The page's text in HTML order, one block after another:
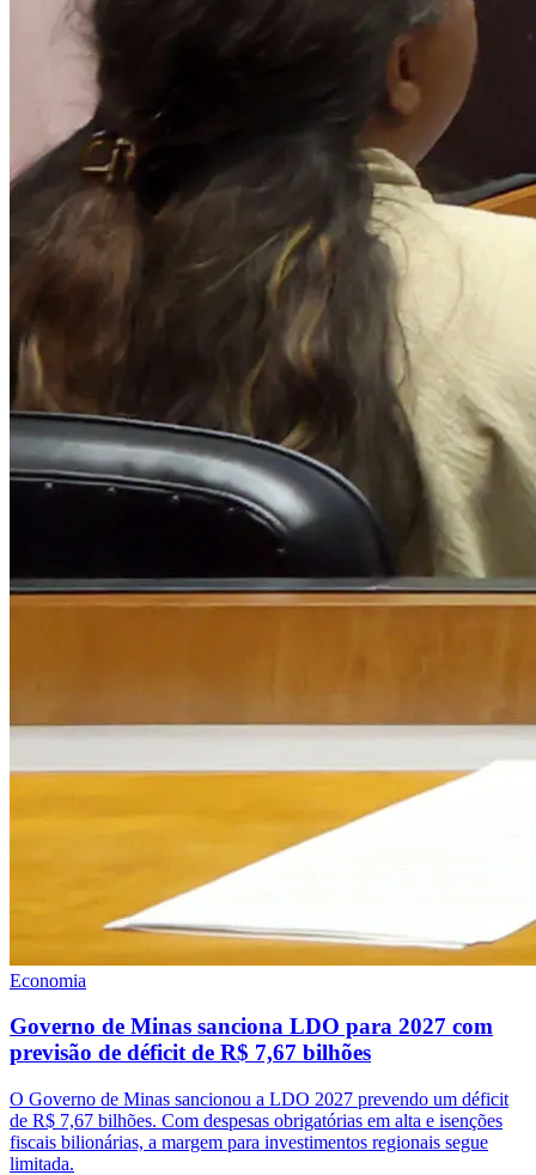
Economia
Governo de Minas sanciona LDO para 2027 com
previsão de déficit de R$ 7,67 bilhões
O Governo de Minas sancionou a LDO 2027 prevendo um déficit
de R$ 7,67 bilhões. Com despesas obrigatórias em alta e isenções
fiscais bilionárias, a margem para investimentos regionais segue
limitada.